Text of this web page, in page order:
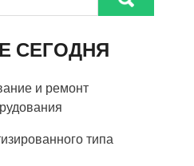
СЕГОДНЯ
и ремонт
типа